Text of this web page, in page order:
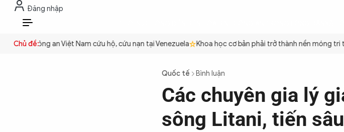
Đăng nhập
VI
Chủ đề:
Công an Việt Nam cứu hộ, cứu nạn tại Venezuela Khoa học cơ bản phải trở thành nền móng tri
Quốc tế Bình luận
Các chuyên gia lý
sông Litani, tiến